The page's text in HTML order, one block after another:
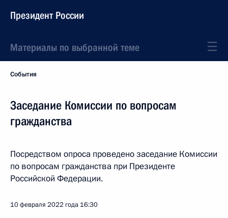
Президент России
Материалы по выбранной теме
События
Заседание Комиссии по вопросам
гражданства
Посредством опроса проведено заседание Комиссии
по вопросам гражданства при Президенте
Российской Федерации.
10 февраля 2022 года 16:30